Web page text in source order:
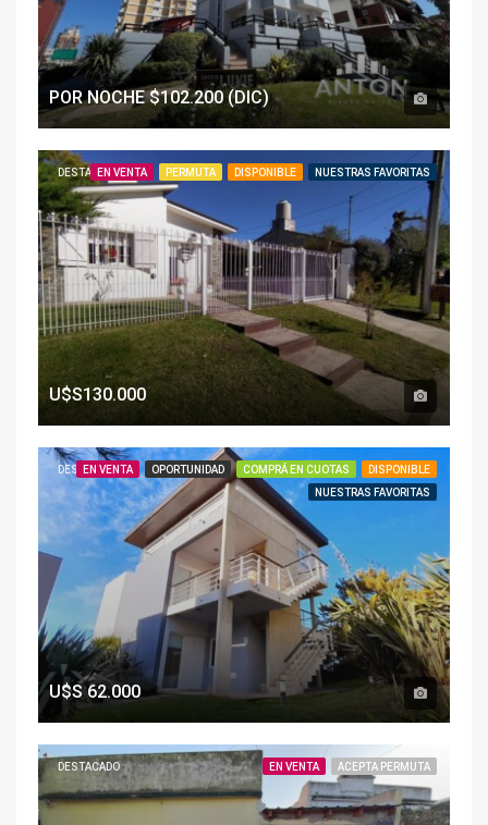
POR NOCHE $102.200 (DIC)
DESTACADOEN VENTA PERMUTA DISPONIBLE NUESTRAS FAVORITAS
U$S130.000
DESTACADO
EN VENTA OPORTUNIDAD COMPRÁ EN CUOTAS
DISPONIBLE
NUESTRAS FAVORITAS
U$S62.000
DESTACADO EN VENTA ACEPTA PERMUTA